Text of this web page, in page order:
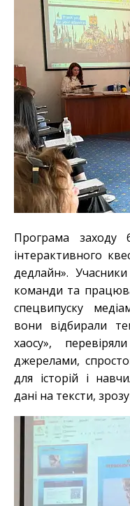
Програма заходу
інтерактивного
дедлайн».
команди та
спецвипуску
вони відбирали
хаосу»,
джерелами,
для історій і
дані на тексти,